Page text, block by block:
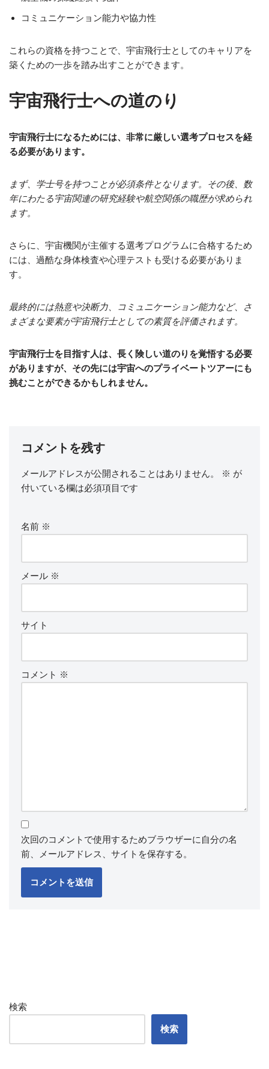
コミュニケーション能力や協力性
これらの資格を持つことで、宇宙飛行士としてのキャリアを
築くための一歩を踏み出すことができます。
宇宙飛行士への道のり
宇宙飛行士になるためには、非常に厳しい選考プロセスを経
る必要があります。
まず、学士号を持つことが必須条件となります。その後、数
年にわたる宇宙関連の研究経験や航空関係の職歴が求められ
ます。
さらに、宇宙機関が主催する選考プログラムに合格するため
には、過酷な身体検査や心理テストも受ける必要がありま
す。
最終的には熱意や決断力、コミュニケーション能力など、さ
まざまな要素が宇宙飛行士としての素質を評価されます。
宇宙飛行士を目指す人は、長く険しい道のりを覚悟する必要
がありますが、その先には宇宙へのプライベートツアーにも
挑むことができるかもしれません。
コメントを残す
メールアドレスが公開されることはありません。 ※ が
付いている欄は必須項目です
名前 ※
メール ※
サイト
コメント ※
次回のコメントで使用するためブラウザーに自分の名
前、メールアドレス、サイトを保存する。
検索
検索